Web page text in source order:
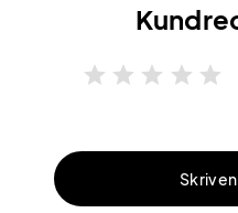
star star star star star
Skriv